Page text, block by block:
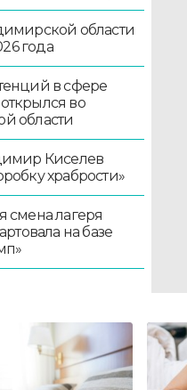
области
года
в сфере
во
области
Киселев
храбрости»
смена лагеря
на базе